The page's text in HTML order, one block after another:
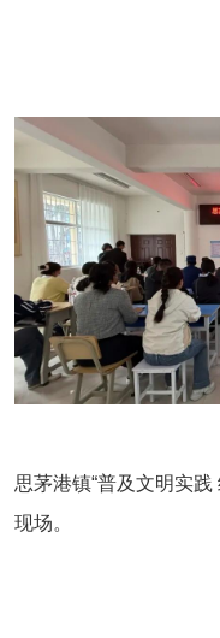
思茅港镇“普及文明实
现场。